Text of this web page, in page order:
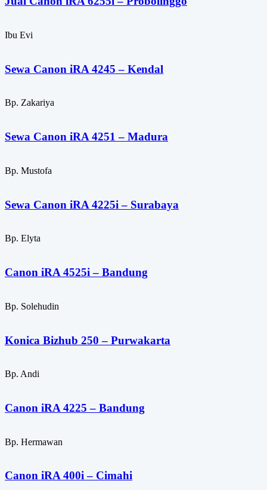
Ibu Evi
Sewa Canon iRA 4245 – Kendal
Bp. Zakariya
Sewa Canon iRA 4251 – Madura
Bp. Mustofa
Sewa Canon iRA 4225i – Surabaya
Bp. Elyta
Canon iRA 4525i – Bandung
Bp. Solehudin
Konica Bizhub 250 – Purwakarta
Bp. Andi
Canon iRA 4225 – Bandung
Bp. Hermawan
Canon iRA 400i – Cimahi